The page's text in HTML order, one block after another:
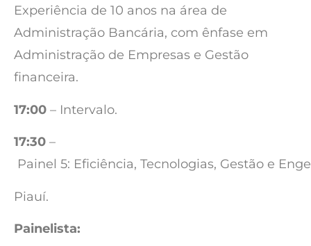
Experiência de 10 anos na área de
Administração Bancária, com ênfase em
Administração de Empresas e Gestão
financeira.
17:00 – Intervalo.
17:30 –
Painel 5: Eficiência, Tecnologias, Gestão e
Piauí.
Painelista: